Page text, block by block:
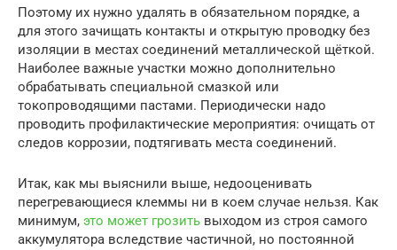
Поэтому их нужно удалять в обязательном порядке, а
для этого зачищать контакты и открытую проводку без
изоляции в местах соединений металлической щёткой.
Наиболее важные участки можно дополнительно
обрабатывать специальной смазкой или
токопроводящими пастами. Периодически надо
проводить профилактические мероприятия: очищать от
следов коррозии, подтягивать места соединений.
Итак, как мы выяснили выше, недооценивать
перегревающиеся клеммы ни в коем случае нельзя. Как
минимум, это может грозить выходом из строя самого
аккумулятора вследствие частичной, но постоянной